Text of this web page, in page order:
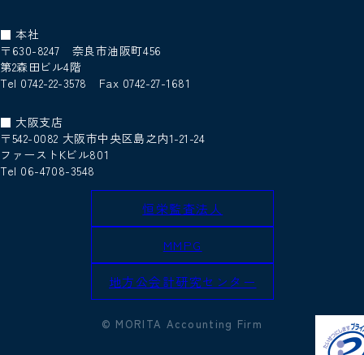
■ 本社
〒630-8247 奈良市油阪町456
第2森田ビル4階
Tel 0742-22-3578 Fax 0742-27-1681
■ 大阪支店
〒542-0082 大阪市中央区島之内1-21-24
ファーストKビル801
Tel 06-4708-3548
恒栄監査法人
MMPG
地方公会計研究センター
© MORITA Accounting Firm